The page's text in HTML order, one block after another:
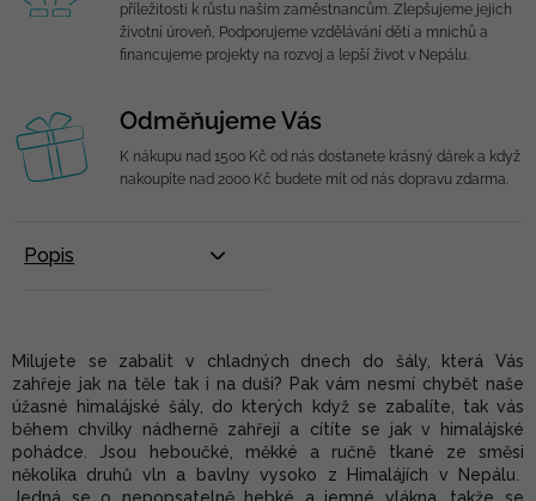
příležitosti k růstu našim zaměstnancům. Zlepšujeme jejich
životní úroveň, Podporujeme vzdělávání dětí a mnichů a
financujeme projekty na rozvoj a lepší život v Nepálu.
Odměňujeme Vás
K nákupu nad 1500 Kč od nás dostanete krásný dárek a když
nakoupíte nad 2000 Kč budete mít od nás dopravu zdarma.
Popis
Milujete se zabalit v chladných dnech do šály, která Vás
zahřeje jak na těle tak i na duši? Pak vám nesmí chybět naše
úžasné himalájské šály, do kterých když se zabalíte, tak vás
během chvilky nádherně zahřejí a cítíte se jak v himalájské
pohádce. Jsou heboučké, měkké a ručně tkané ze směsi
několika druhů vln a bavlny vysoko z Himalájích v Nepálu.